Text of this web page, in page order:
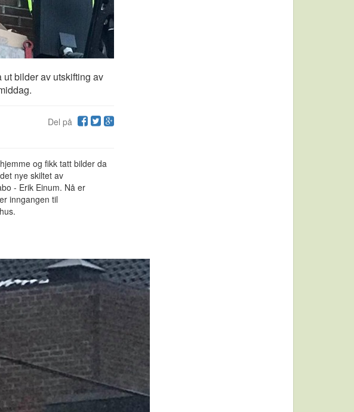
bilder av utskifting av
Del på
og fikk tatt bilder da
nye skiltet av
- Erik Einum. Nå er
inngangen til